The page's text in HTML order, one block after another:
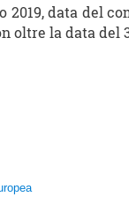
2019, data del
oltre la data del